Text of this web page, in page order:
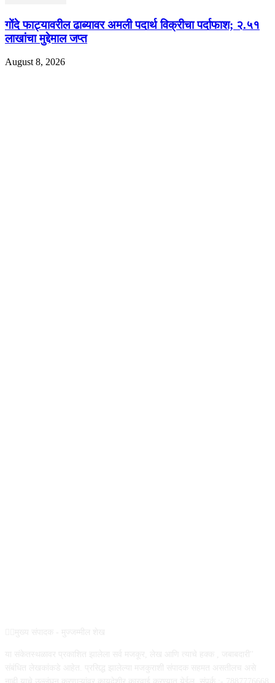
गोंदे फाट्यावरील ढाब्यावर अमली पदार्थ विक्रीचा पर्दाफाश; २.५१
लाखांचा मुद्देमाल जप्त
August 8, 2026